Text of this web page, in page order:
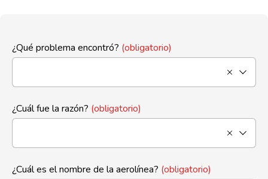
¿Qué problema encontró? (obligatorio)
¿Cuál fue la razón? (obligatorio)
¿Cuál es el nombre de la aerolínea? (obligatorio)